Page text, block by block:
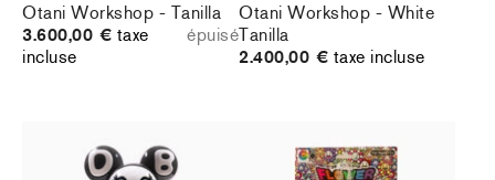
Otani Workshop - Tanilla
3.600,00 € taxe
incluse
épuisé
Otani Workshop - White
Tanilla
2.400,00 € taxe incluse